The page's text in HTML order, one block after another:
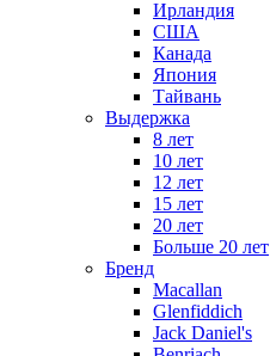
Ирландия
США
Канада
Япония
Тайвань
Выдержка
8 лет
10 лет
12 лет
15 лет
20 лет
Больше 20 лет
Бренд
Macallan
Glenfiddich
Jack Daniel's